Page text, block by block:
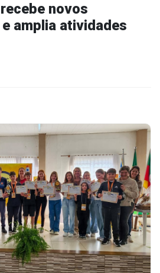
novos
amplia atividades